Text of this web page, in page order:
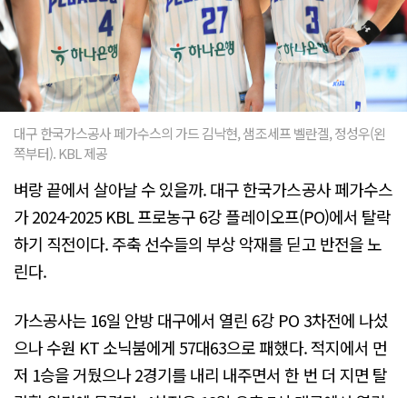
대구 한국가스공사 페가수스의 가드 김낙현, 샘조세프 벨란겔, 정성우(왼
쪽부터). KBL 제공
벼랑 끝에서 살아날 수 있을까. 대구 한국가스공사 페가수스
가 2024-2025 KBL 프로농구 6강 플레이오프(PO)에서 탈락
하기 직전이다. 주축 선수들의 부상 악재를 딛고 반전을 노
린다.
가스공사는 16일 안방 대구에서 열린 6강 PO 3차전에 나섰
으나 수원 KT 소닉붐에게 57대63으로 패했다. 적지에서 먼
저 1승을 거뒀으나 2경기를 내리 내주면서 한 번 더 지면 탈